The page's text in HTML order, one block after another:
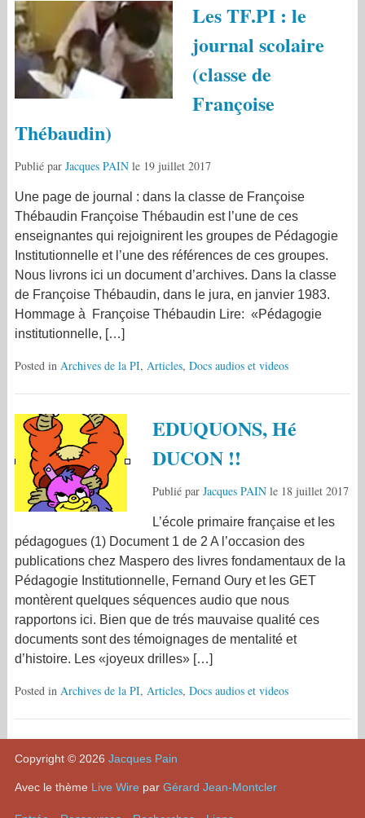
Les TF.PI : le
journal scolaire
(classe de
Françoise
Thébaudin)
Publié par Jacques PAINle 19 juillet 2017
Une page de journal : dans la classe de Françoise
Thébaudin Françoise Thébaudin est l’une de ces
enseignantes qui rejoignirent les groupes de Pédagogie
Institutionnelle et l’une des références de ces groupes.
Nous livrons ici un document d’archives. Dans la classe
de Françoise Thébaudin, dans le jura, en janvier 1983.
Hommage à Françoise Thébaudin Lire: «Pédagogie
institutionnelle, […]
Posted in Archives de la PI, Articles, Docs audios et videos
EDUQUONS, Hé
DUCON !!
Publié par Jacques PAINle 18 juillet 2017
L’école primaire française et les
pédagogues (1) Document 1 de 2 A l’occasion des
publications chez Maspero des livres fondamentaux de la
Pédagogie Institutionnelle, Fernand Oury et les GET
montèrent quelques séquences audio que nous
rapportons ici. Bien que de trés mauvaise qualité ces
documents sont des témoignages de mentalité et
d’histoire. Les «joyeux drilles» […]
Posted in Archives de la PI, Articles, Docs audios et videos
Copyright © 2026 Jacques Pain
Avec le thème Live Wire par Gérard Jean-Montcler